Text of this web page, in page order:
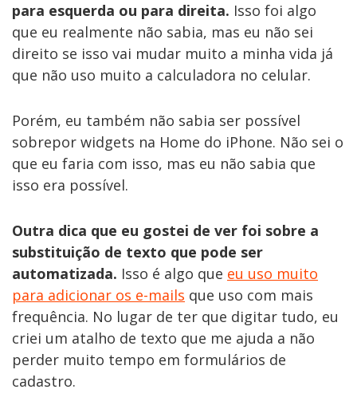
para esquerda ou para direita. Isso foi algo
que eu realmente não sabia, mas eu não sei
direito se isso vai mudar muito a minha vida já
que não uso muito a calculadora no celular.
Porém, eu também não sabia ser possível
sobrepor widgets na Home do iPhone. Não sei o
que eu faria com isso, mas eu não sabia que
isso era possível.
Outra dica que eu gostei de ver foi sobre a
substituição de texto que pode ser
automatizada. Isso é algo que eu uso muito
para adicionar os e-mails que uso com mais
frequência. No lugar de ter que digitar tudo, eu
criei um atalho de texto que me ajuda a não
perder muito tempo em formulários de
cadastro.